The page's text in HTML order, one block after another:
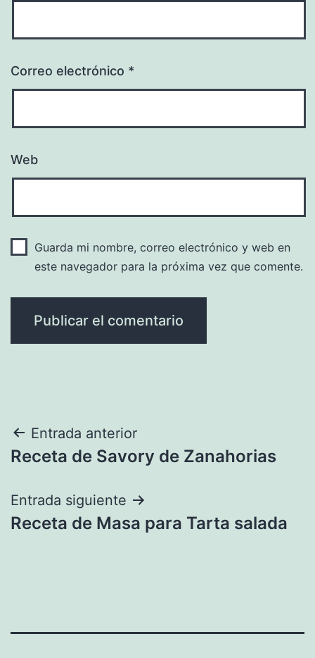
Correo electrónico *
Web
Guarda mi nombre, correo electrónico y web en
este navegador para la próxima vez que comente.
Navegación
de
entradas
Entrada anterior
Receta de Savory de Zanahorias
Entrada siguiente
Receta de Masa para Tarta salada